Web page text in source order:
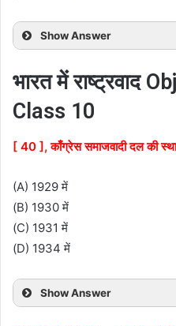
Show Answer
भारत में राष्ट्रवाद
Class 10
[ 40 ], काँग्रेस समाजवादी दल की
(A) 1929 में
(B) 1930 में
(C) 1931 में
(D) 1934 में
Show Answer